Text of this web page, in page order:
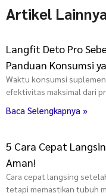
Artikel Lainnya
Langfit Deto Pro
Panduan Konsumsi
Waktu konsumsi
efektivitas maksimal dari
Baca Selengkapnya »
5 Cara Cepat
Aman!
Cara cepat langsing
tetapi memastikan tubuh